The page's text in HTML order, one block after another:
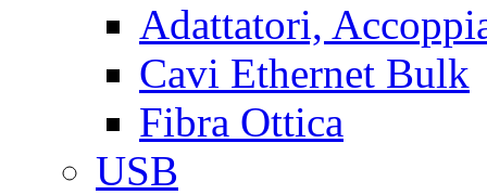
Adattatori,
Cavi Ethernet Bulk
Fibra Ottica
USB